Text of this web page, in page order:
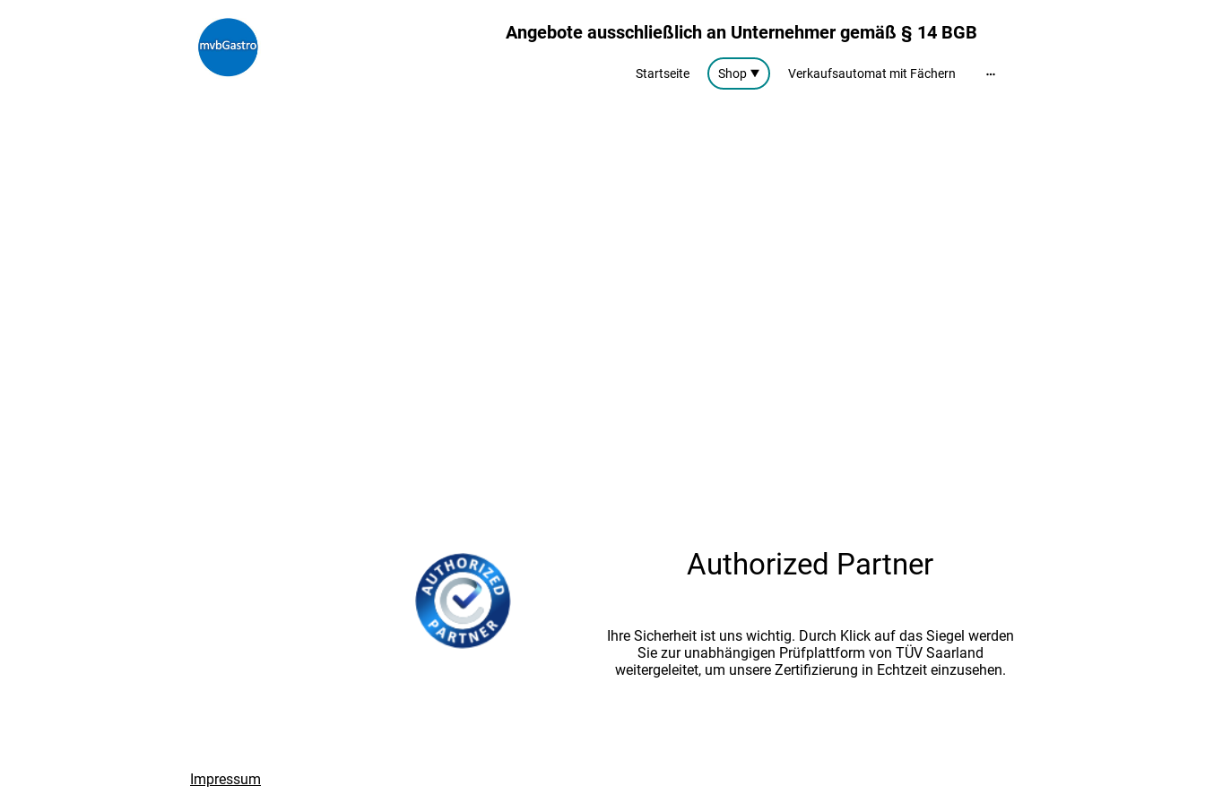
Angebote ausschließlich an Unternehmer gemäß § 14 BGB
Startseite Shop Verkaufsautomat mit Fächern
Authorized Partner
Ihre Sicherheit ist uns wichtig. Durch Klick auf das Siegel werden
Sie zur unabhängigen Prüfplattform von TÜV Saarland
weitergeleitet, um unsere Zertifizierung in Echtzeit einzusehen.
Impressum